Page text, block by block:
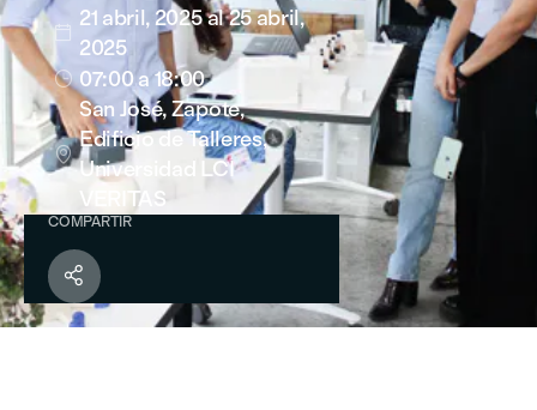

21 abril, 2025al 25 abril,
2025
 07:00 a 18:00

San José, Zapote,
Edificio de Talleres,
Universidad LCI
VERITAS
COMPARTIR
